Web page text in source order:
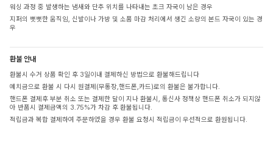
워싱 과정 중 발생하는 냄새와 단추 위치를 나타내는 초크 자국이 남은 경우
지퍼의 뻣뻣한 움직임, 신발이나 가방 및 소품 마감 처리에서 생긴 소량의 본드 자국이 있는 경
우
환불 안내
환불시 수거 상품 확인 후 3일이내 결제하신 방법으로 환불해드립니다
예치금으로 환불 시 다시 원결제(무통장,핸드폰,카드)로의 환불은 불가합니다.
핸드폰 결제후 부분 취소 또는 결제한 달이 지나 환불시, 통신사 정책상 핸드폰 취소가 되지않
아 반품시 결제금액의 3.75%가 차감 후 환불됩니다.
적립금과 복합 결제하여 주문하였을 경우 환불 요청시 적립금이 우선적으로 환원됩니다.